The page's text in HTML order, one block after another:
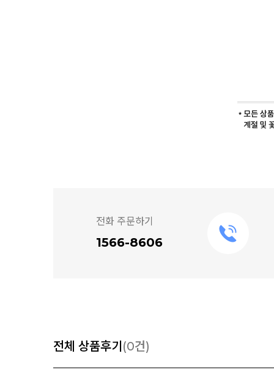
전화 주문하기
1566-8606
전체 상품후기 (0건)